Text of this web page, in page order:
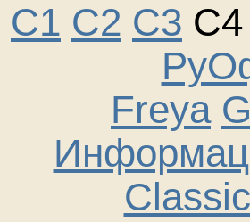
C1 C2 C3 C4
Freya
Classic